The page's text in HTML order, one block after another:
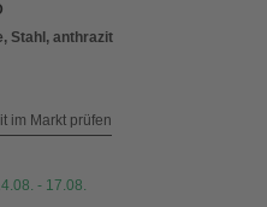
Stahl, anthrazit
im Markt prüfen
- 17.08.